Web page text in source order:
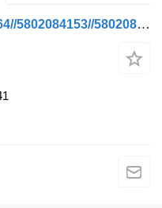
IVECO 5802011827//5802084064//5802084153//5802084200 S WAY 460 PK MODE katalysator for trekkvogn